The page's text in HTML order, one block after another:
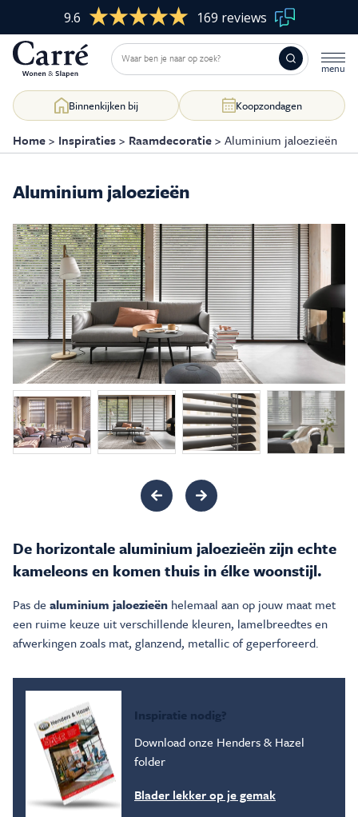
9.6 169 reviews
Skip
content
Woonkamer
Slaapkamer
Eetkamer
Kasten op maat
Raamdecoratie
Inspiratie & Advies
Sale & Acties
Binnenkijken bij Koopzondagen
Home> Inspiraties> Raamdecoratie> Aluminium jaloezieën
Aluminium jaloezieën
De horizontale aluminium jaloezieën zijn echte
kameleons en komen thuis in élke woonstijl.
Pas de aluminium jaloezieën helemaal aan op jouw maat met
een ruime keuze uit verschillende kleuren, lamelbreedtes en
afwerkingen zoals mat, glanzend, metallic of geperforeerd.
Inspiratie nodig?
Download onze Henders & Hazel
folder
Blader lekker op je gemak